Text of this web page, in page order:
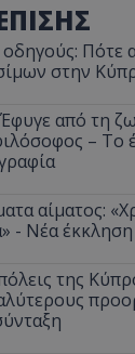
οδηγούς: Πότε
στην
από τη
– Το
αίματος:
- Νέα
της